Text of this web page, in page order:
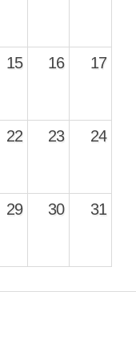
15 16 17
22 23 24
29 30 31